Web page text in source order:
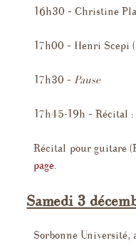
16h30 – Christine
17h00 – Henri Scepi
17h30 –Pause
17h45-19h – Récital :
Récital pour guitare
page.
Samedi 3
Sorbonne Université,